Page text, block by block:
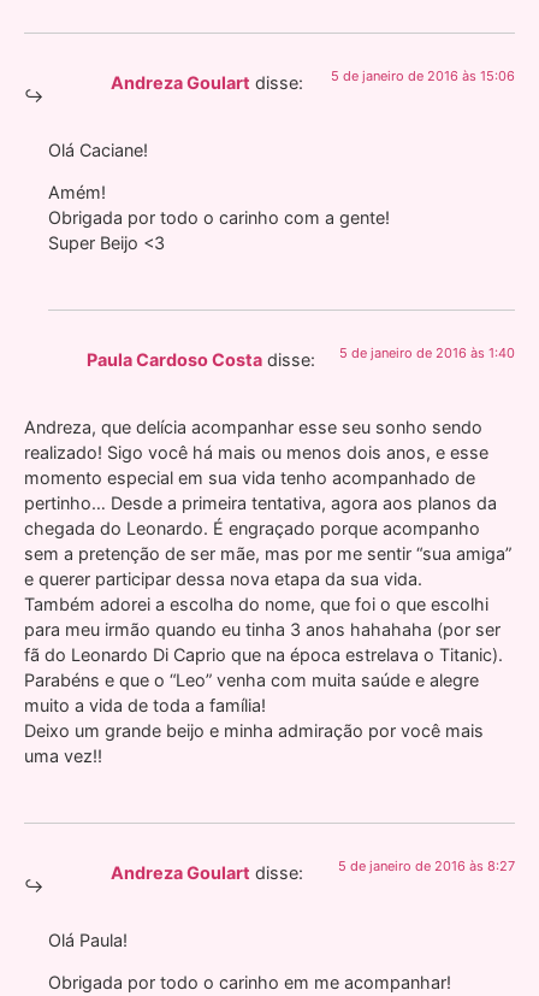
Andreza Goulart disse: 5 de janeiro de 2016 às 15:06
Olá Caciane!
Amém!
Obrigada por todo o carinho com a gente!
Super Beijo <3
Paula Cardoso Costa disse: 5 de janeiro de 2016 às 1:40
Andreza, que delícia acompanhar esse seu sonho sendo
realizado! Sigo você há mais ou menos dois anos, e esse
momento especial em sua vida tenho acompanhado de
pertinho… Desde a primeira tentativa, agora aos planos da
chegada do Leonardo. É engraçado porque acompanho
sem a pretenção de ser mãe, mas por me sentir “sua amiga”
e querer participar dessa nova etapa da sua vida.
Também adorei a escolha do nome, que foi o que escolhi
para meu irmão quando eu tinha 3 anos hahahaha (por ser
fã do Leonardo Di Caprio que na época estrelava o Titanic).
Parabéns e que o “Leo” venha com muita saúde e alegre
muito a vida de toda a família!
Deixo um grande beijo e minha admiração por você mais
uma vez!!
Andreza Goulart disse: 5 de janeiro de 2016 às 8:27
Olá Paula!
Obrigada por todo o carinho em me acompanhar!